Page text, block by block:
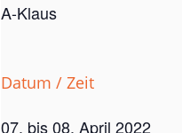
A-Klaus
Datum / Zeit
07. bis 08. April 2022